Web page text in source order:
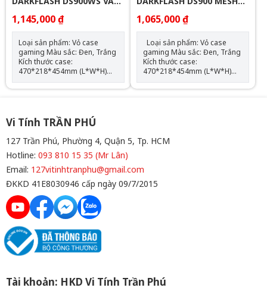
1,145,000 ₫
Loại sản phẩm: Vỏ case
gaming Màu sắc: Đen, Trắng
Kích thước case:
470*218*454mm (L*W*H)
Chất liệu: Kim loại/kính cường
lực Hỗ trợ mainboard: ATX,
Support max VGA: 425mm
Support max CPU Cooler:
170mm Radiator Support:
top: 360mm Hỗ trợ Fan LED:
Top: 120mm*3, Front*3,
Side*2, Rear: 120mm*1,
Bottom: 120mm*3 SL2 GIẢM
50K , SL 5 GIẢM 60K , SL 10 :
GIẢM 70K
1,065,000 ₫
gaming Màu sắc: Đen, Trắng
Kích thước case:
470*218*454mm (L*W*H)
Chất liệu: Kim loại/kính cường
lực Hỗ trợ mainboard: ATX,
170mm Radiator Support:
top: 360mm Hỗ trợ Fan LED:
Front*3, Side*2, Rear:
120mm*1, Bottom:
120mm*3 SL2 GIẢM 50K , SL
Vi Tính TRẦN PHÚ
127 Trần Phú, Phường 4, Quận 5, Tp. HCM
Hotline: 093 810 15 35 (Mr Lân)
Email: 127vitinhtranphu@gmail.com
ĐKKD 41E8030946 cấp ngày 09/7/2015
Tài khoản: HKD Vi Tính Trần Phú